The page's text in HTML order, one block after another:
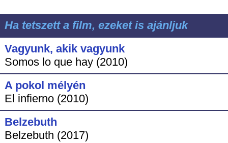
Ha tetszett a film, ezeket is ajánljuk
Vagyunk, akik vagyunk
Somos lo que hay (2010)
A pokol mélyén
El infierno (2010)
Belzebuth
Belzebuth (2017)